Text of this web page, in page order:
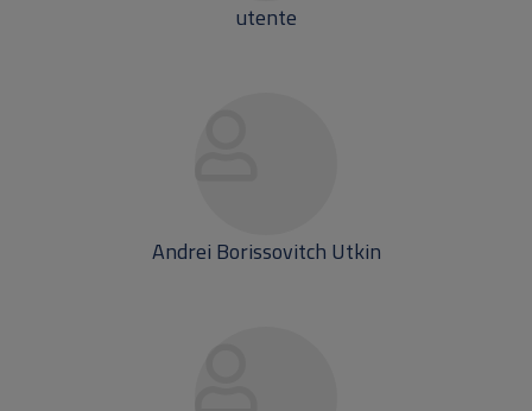
utente
Andrei Borissovitch Utkin